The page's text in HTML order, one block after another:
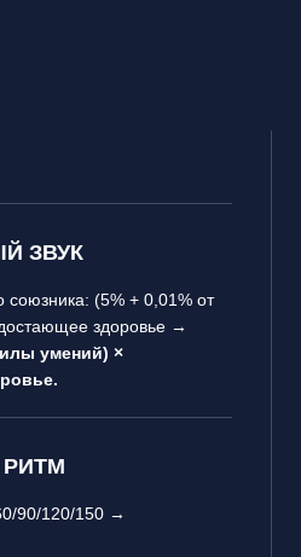
ЗВУК
союзника: (5% + 0,01% от
здоровье →
умений) ×
90/120/150 →